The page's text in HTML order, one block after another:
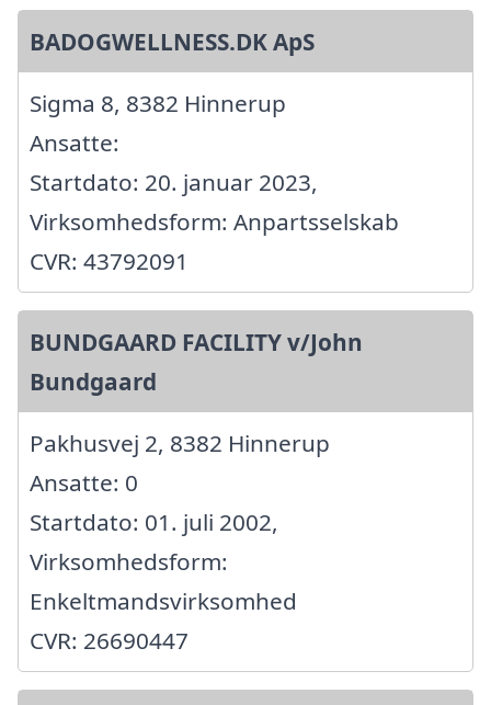
BADOGWELLNESS.DK ApS
Sigma 8, 8382 Hinnerup
Ansatte:
Startdato: 20. januar 2023,
Virksomhedsform: Anpartsselskab
CVR: 43792091
BUNDGAARD FACILITY v/John
Bundgaard
Pakhusvej 2, 8382 Hinnerup
Ansatte: 0
Startdato: 01. juli 2002,
Virksomhedsform:
Enkeltmandsvirksomhed
CVR: 26690447